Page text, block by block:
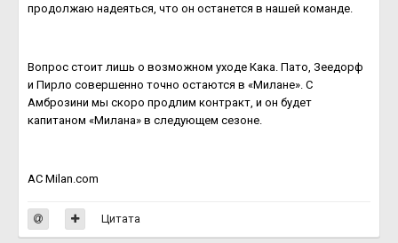
продолжаю надеяться, что он останется в нашей команде.
Вопрос стоит лишь о возможном уходе Кака. Пато, Зеедорф
и Пирло совершенно точно остаются в «Милане». С
Амброзини мы скоро продлим контракт, и он будет
капитаном «Милана» в следующем сезоне.
AC Milan.com
Цитата